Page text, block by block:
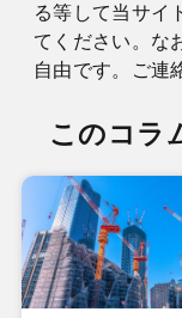
る等して当サイ
てください。な
自由です。ご連
このコラ